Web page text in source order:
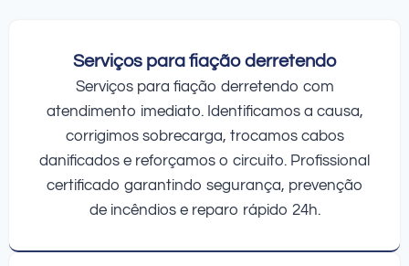
Serviços para fiação derretendo
Serviços para fiação derretendo com
atendimento imediato. Identificamos a causa,
corrigimos sobrecarga, trocamos cabos
danificados e reforçamos o circuito. Profissional
certificado garantindo segurança, prevenção
de incêndios e reparo rápido 24h.